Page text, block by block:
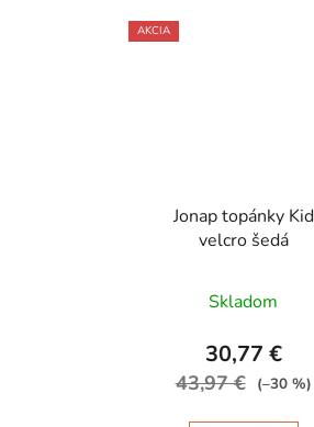
AKCIA
Jonap topánky Kid
velcro šedá
Skladom
30,77 €
43,97 € (–30 %)